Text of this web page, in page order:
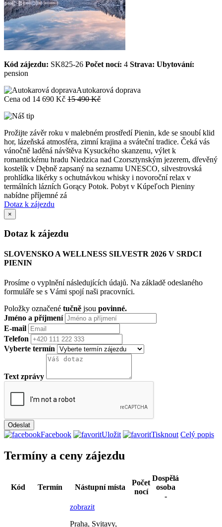
Kód zájezdu: SK825-26 Počet nocí: 4 Strava: Ubytování:
pension
Autokarová doprava
Cena od 14 690 Kč 15 490 Kč
Prožijte závěr roku v malebném prostředí Pienin, kde se snoubí klid
hor, lázeňská atmosféra, zimní krajina a sváteční tradice. Čeká vás
vánočně laděná návštěva Kysuckého skanzenu, výlet k
romantickému hradu Niedzica nad Czorsztynským jezerem, dřevěný
kostelík v Dębně zapsaný na seznamu UNESCO, silvestrovská
prohlídka likérky s ochutnávkou whisky i novoroční relax v
termálních lázních Gorący Potok. Pobyt v Kúpeľoch Pieniny
nabídne příjemné zá
Dotaz k zájezdu
×
Dotaz k zájezdu
SLOVENSKO A WELLNESS SILVESTR 2026 V SRDCI
PIENIN
Prosíme o vyplnění následujících údajů. Na základě odeslaného
formuláře se s Vámi spojí naši pracovníci.
Položky označené tučně jsou povinné.
Jméno a příjmení
E-mail
Telefon
Vyberte termín
Text zprávy
Facebook Uložit Tisknout Celý popis
Termíny a ceny zájezdu
Kód Termín Nástupní místa
Počet
nocí
Dospělá
osoba
-
zobrazit
Praha, Svitavy,